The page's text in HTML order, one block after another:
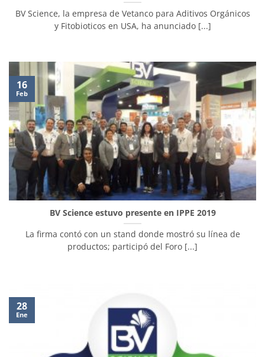
BV Science, la empresa de Vetanco para Aditivos Orgánicos
y Fitobioticos en USA, ha anunciado [...]
BV Science estuvo presente en IPPE 2019
La firma contó con un stand donde mostró su línea de
productos; participó del Foro [...]
16
Feb
28
Ene